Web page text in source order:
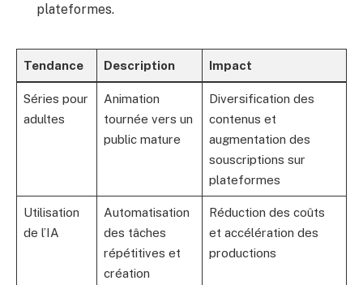
plateformes.
Tendance Description Impact
Séries pour
adultes
Animation
tournée vers un
public mature
Diversification des
contenus et
augmentation des
souscriptions sur
plateformes
Utilisation
de l’IA
Automatisation
des tâches
répétitives et
création
Réduction des coûts
et accélération des
productions